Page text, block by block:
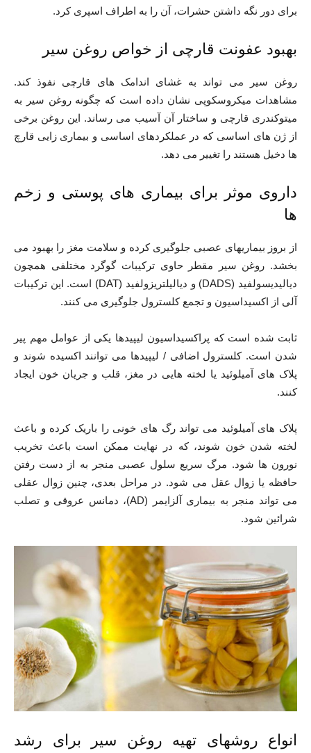
برای دور نگه داشتن حشرات، آن را به اطراف اسپری کرد.
بهبود عفونت قارچی از خواص روغن سیر
روغن سیر می تواند به غشای اندامک های قارچی نفوذ کند.
مشاهدات میکروسکوپی نشان داده است که چگونه روغن سیر به
میتوکندری قارچی و ساختار آن آسیب می رساند. این روغن برخی
از ژن های اساسی که در عملکردهای اساسی و بیماری زایی قارچ
ها دخیل هستند را تغییر می دهد.
داروی موثر برای بیماری های پوستی و زخم
ها
از بروز بیماریهای عصبی جلوگیری کرده و سلامت مغز را بهبود می
بخشد. روغن سیر مقطر حاوی ترکیبات گوگرد مختلفی همچون
دیالیدیسولفید (DADS) و دیالیلتریزولفید (DAT) است. این ترکیبات
آلی از اکسیداسیون و تجمع کلسترول جلوگیری می کنند.
ثابت شده است که پراکسیداسیون لیپیدها یکی از عوامل مهم پیر
شدن است. کلسترول اضافی / لیپیدها می توانند اکسیده شوند و
پلاک های آمیلوئید یا لخته هایی در مغز، قلب و جریان خون ایجاد
کنند.
پلاک های آمیلوئید می تواند رگ های خونی را باریک کرده و باعث
لخته شدن خون شوند، که در نهایت ممکن است باعث تخریب
نورون ها شود. مرگ سریع سلول عصبی منجر به از دست رفتن
حافظه یا زوال عقل می شود. در مراحل بعدی، چنین زوال عقلی
می تواند منجر به بیماری آلزایمر (AD)، دمانس عروقی و تصلب
شرائین شود.
انواع روشهای تهیه روغن سیر برای رشد